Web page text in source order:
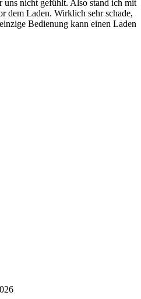
nicht gefühlt. Also stand ich mit
dem Laden. Wirklich sehr schade,
Bedienung kann einen Laden